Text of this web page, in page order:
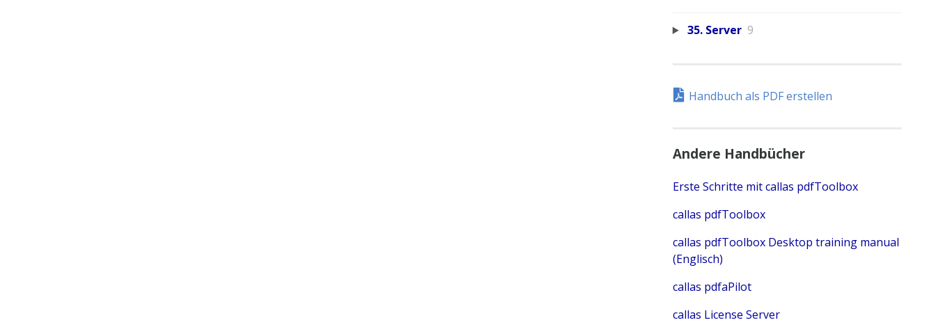
35. Server 9
Handbuch als PDF erstellen
Andere Handbücher
Erste Schritte mit callas pdfToolbox
callas pdfToolbox
callas pdfToolbox Desktop training manual
(Englisch)
callas pdfaPilot
callas License Server